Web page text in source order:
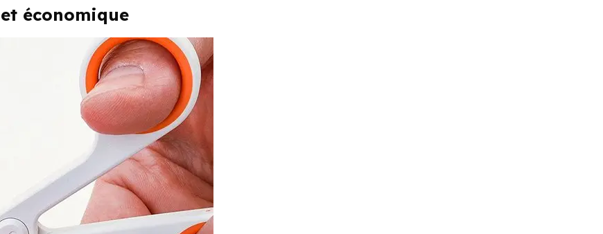
économique